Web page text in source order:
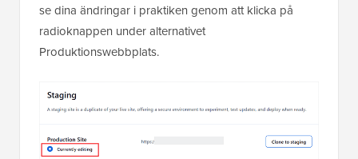
se dina ändringar i praktiken genom att klicka på
radioknappen under alternativet
Produktionswebbplats.